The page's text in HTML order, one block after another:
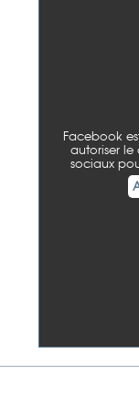
Facebook
autoriser le
sociaux